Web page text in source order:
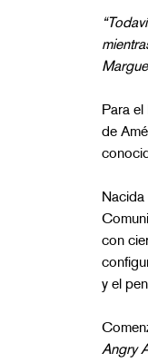
Para
de
con
y el
Angry